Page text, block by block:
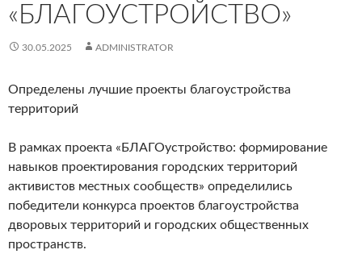
«БЛАГОУСТРОЙСТВО»
30.05.2025 ADMINISTRATOR
Определены лучшие проекты благоустройства
территорий
В рамках проекта «БЛАГОустройство: формирование
навыков проектирования городских территорий
активистов местных сообществ» определились
победители конкурса проектов благоустройства
дворовых территорий и городских общественных
пространств.